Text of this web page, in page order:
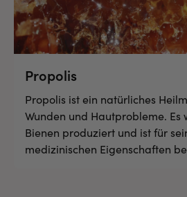
Propolis
Propolis ist ein natürliches
Wunden und Hautprobleme. Es
Bienen produziert und ist für
medizinischen Eigenschaften